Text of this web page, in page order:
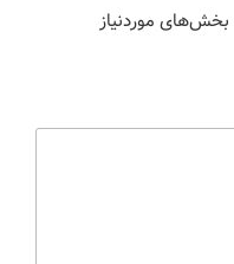
بخش‌های موردنیاز